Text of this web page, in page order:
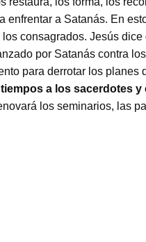
enfrentar a Satanás. En
consagrados. Jesús dice
por Satanás contra
para derrotar los planes
a los sacerdotes
los seminarios, las